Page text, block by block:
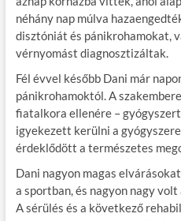
néhány nap múlva
disztóniát és pánikrohamokat,
vérnyomást diagnosztizáltak.
Fél évvel később Dani már
pánikrohamoktól. A
fiatalkora ellenére –
igyekezett kerülni a
érdeklődött a természetes
Dani nagyon magas
a sportban, és nagyon nagy
A sérülés és a következő